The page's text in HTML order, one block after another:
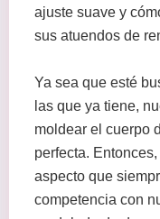
ajuste suave y
sus atuendos de
Ya sea que esté
las que ya tiene,
moldear el cuerpo
perfecta.
aspecto que
competencia con